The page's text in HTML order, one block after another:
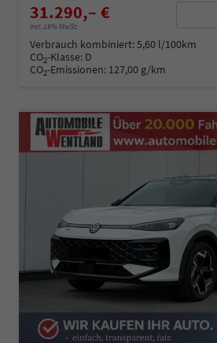
31.290,– €
incl. 19% MwSt.
Verbrauch kombiniert:5,60 l/100km
CO2-Klasse: D
CO2-Emissionen: 127,00 g/km